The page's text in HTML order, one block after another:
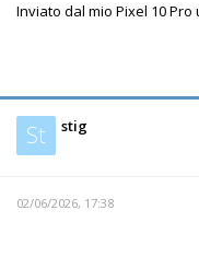
Inviato dal mio Pixel 10
St stig
02/06/2026, 17:38